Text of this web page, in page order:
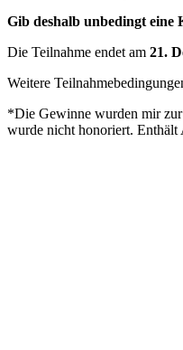
Gib deshalb unbedingt eine
Die Teilnahme endet am 21.
Weitere
*Die Gewinne wurden mir
wurde nicht honoriert.